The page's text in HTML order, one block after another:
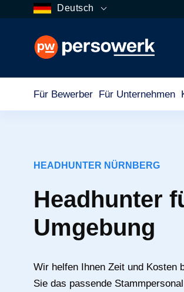
Deutsch
Für Bewerber Für Unternehmen
HEADHUNTER NÜRNBERG
Headhunter
Umgebung
Wir helfen Ihnen Zeit und Kosten
Sie das passende